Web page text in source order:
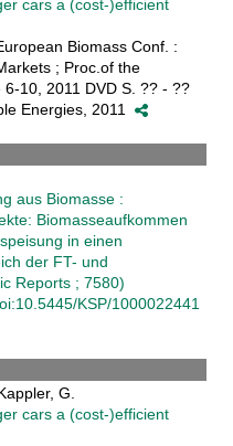
cars a (cost-)efficient
Biomass Conf. :
; Proc.of the
10, 2011 DVD S. ?? - ??
Energies, 2011
aus Biomasse :
Biomasseaufkommen
in einen
der FT- und
Reports ; 7580)
KSP/1000022441
G.
cars a (cost-)efficient